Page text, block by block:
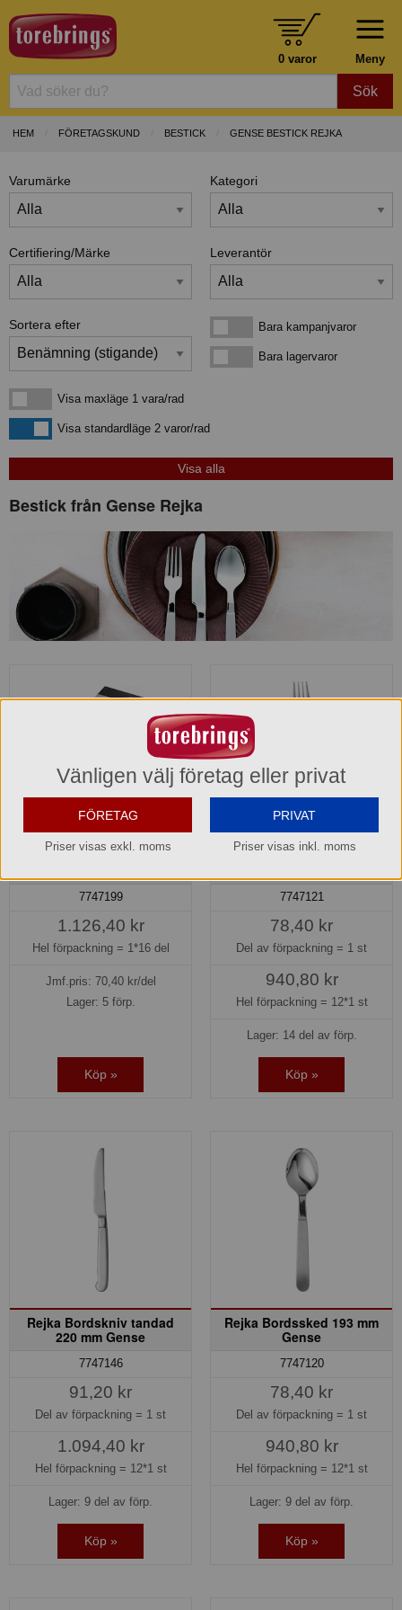
Meny
0 varor
Sök
HEM FÖRETAGSKUND BESTICK GENSE BESTICK REJKA
Varumärke Kategori
Certifiering/Märke Leverantör
Sortera efter Bara kampanjvarorBara kampanjvaror
Bara lagervarorBara lagervaror
Visa maxläge 1 vara/rad
Visa maxläge 1 vara/rad
Visa standardlägeVisa standardläge 2 varor/rad
Bestick från Gense Rejka
Rejka Bestickset 16 delar
7747199
1.126,40 kr
Hel förpackning = 1*16 del
Jmf.pris: 70,40kr/del
Lager: 5 förp.
Köp »
Rejka Bordsgaffel 191 mm
7747121
78,40 kr
Del av förpackning = 1 st
940,80 kr
Hel förpackning = 12*1 st
Lager: 14 del av förp.
Köp »
Rejka Bordskniv tandad
220 mm Gense
7747146
91,20 kr
Del av förpackning = 1 st
1.094,40 kr
Hel förpackning = 12*1 st
Lager: 9 del av förp.
Köp »
Rejka Bordssked 193 mm
Gense
7747120
78,40 kr
Del av förpackning = 1 st
940,80 kr
Hel förpackning = 12*1 st
Lager: 9 del av förp.
Köp »
Vänligen välj företag eller privat
FÖRETAG
Priser visas exkl. moms
PRIVAT
Priser visas inkl. moms